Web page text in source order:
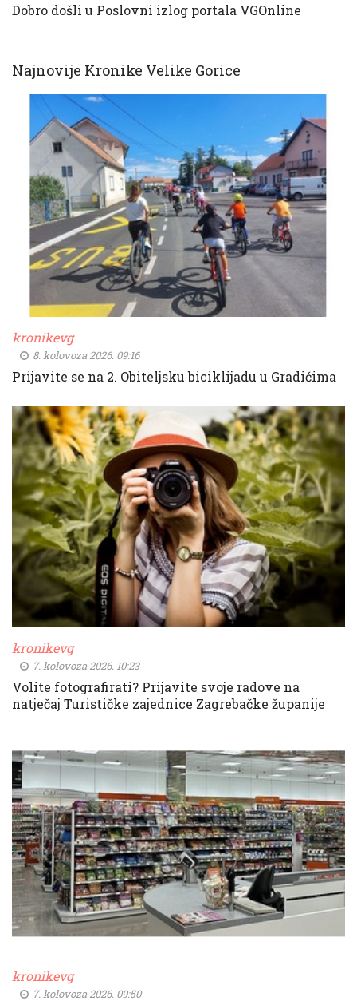
Dobro došli u Poslovni izlog portala VGOnline
Najnovije Kronike Velike Gorice
kronikevg
8. kolovoza 2026. 09:16
Prijavite se na 2. Obiteljsku biciklijadu u Gradićima
kronikevg
7. kolovoza 2026. 10:23
Volite fotografirati? Prijavite svoje radove na
natječaj Turističke zajednice Zagrebačke županije
kronikevg
7. kolovoza 2026. 09:50